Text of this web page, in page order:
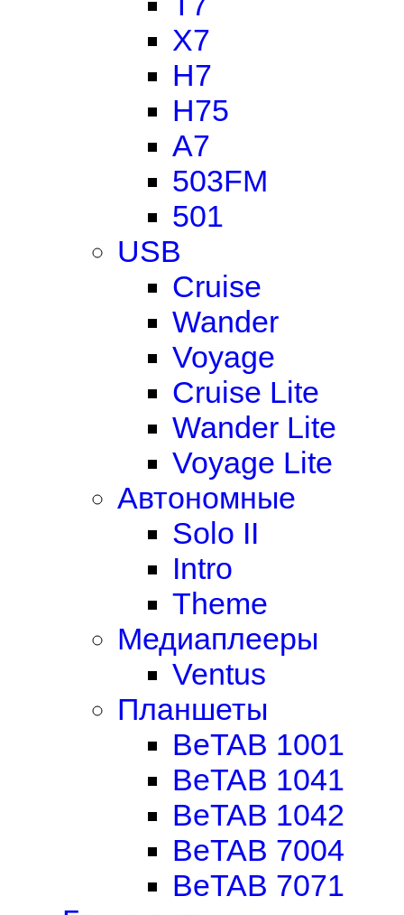
X7
H7
H75
A7
503FM
501
USB
Cruise
Wander
Voyage
Cruise Lite
Wander Lite
Voyage Lite
Автономные
Solo II
Intro
Theme
Медиаплееры
Ventus
Планшеты
BeTAB 1001
BeTAB 1041
BeTAB 1042
BeTAB 7004
BeTAB 7071